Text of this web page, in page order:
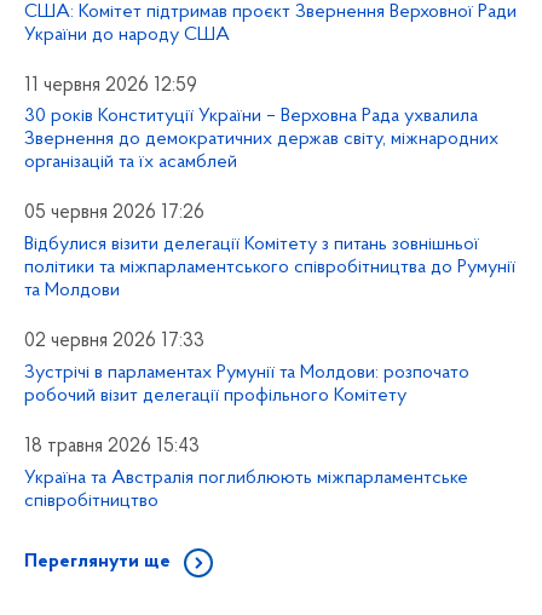
США: Комітет підтримав проєкт Звернення Верховної Ради
України до народу США
11 червня 2026 12:59
30 років Конституції України – Верховна Рада ухвалила
Звернення до демократичних держав світу, міжнародних
організацій та їх асамблей
05 червня 2026 17:26
Відбулися візити делегації Комітету з питань зовнішньої
політики та міжпарламентського співробітництва до Румунії
та Молдови
02 червня 2026 17:33
Зустрічі в парламентах Румунії та Молдови: розпочато
робочий візит делегації профільного Комітету
18 травня 2026 15:43
Україна та Австралія поглиблюють міжпарламентське
співробітництво
Переглянути ще